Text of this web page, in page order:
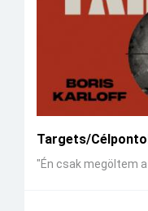
Targets/
"Én csak megöltem